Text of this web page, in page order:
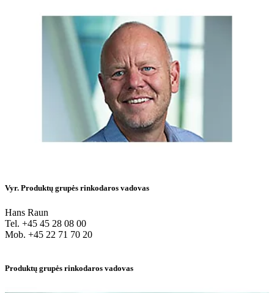
Vyr. Produktų grupės rinkodaros vadovas
Hans Raun
Tel. +45 45 28 08 00
Mob. +45 22 71 70 20
Produktų grupės rinkodaros vadovas